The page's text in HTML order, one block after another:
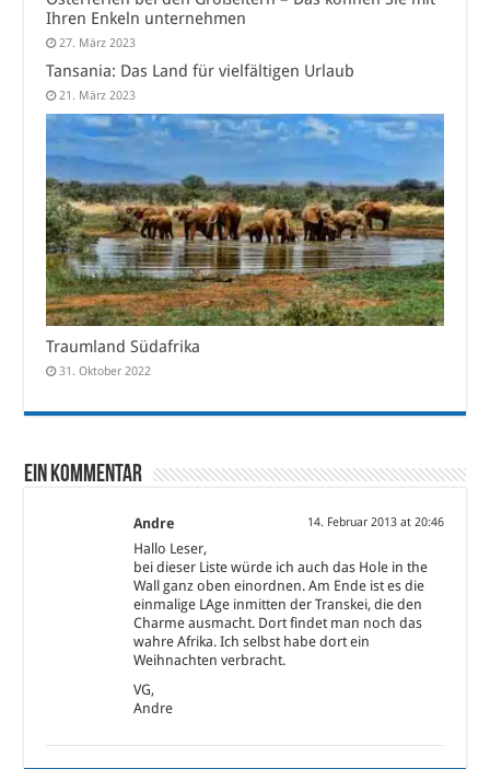
Ihren Enkeln unternehmen
27. März 2023
Tansania: Das Land für vielfältigen Urlaub
21. März 2023
Traumland Südafrika
31. Oktober 2022
Ein Kommentar
Andre 14. Februar 2013 at 20:46
Hallo Leser,
bei dieser Liste würde ich auch das Hole in the
Wall ganz oben einordnen. Am Ende ist es die
einmalige LAge inmitten der Transkei, die den
Charme ausmacht. Dort findet man noch das
wahre Afrika. Ich selbst habe dort ein
Weihnachten verbracht.
VG,
Andre